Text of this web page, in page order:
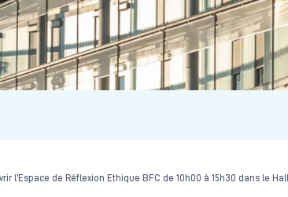
l'Espace de Réflexion Ethique BFC de 10h00 à 15h30 dans le